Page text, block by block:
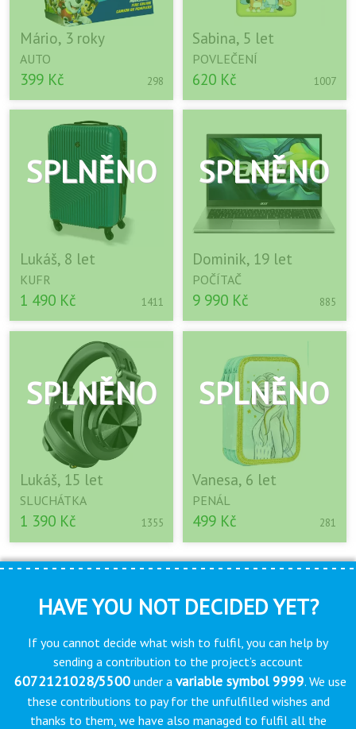
Mário, 3 roky
AUTO
399 Kč 298
Sabina, 5 let
POVLEČENÍ
620 Kč 1007
Lukáš, 8 let
KUFR
1 490 Kč 1411
Dominik, 19 let
POČÍTAČ
9 990 Kč 885
Lukáš, 15 let
SLUCHÁTKA
1 390 Kč 1355
Vanesa, 6 let
PENÁL
499 Kč 281
HAVE YOU NOT DECIDED YET?
If you cannot decide what wish to fulfil, you can help by
sending a contribution to the project’s account
6072121028/5500under a variable symbol 9999. We use
these contributions to pay for the unfulfilled wishes and
thanks to them, we have also managed to fulfil all the